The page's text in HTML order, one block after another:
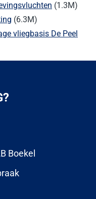
(1.3M)
(6.3M)
vliegbasis De Peel
Boekel